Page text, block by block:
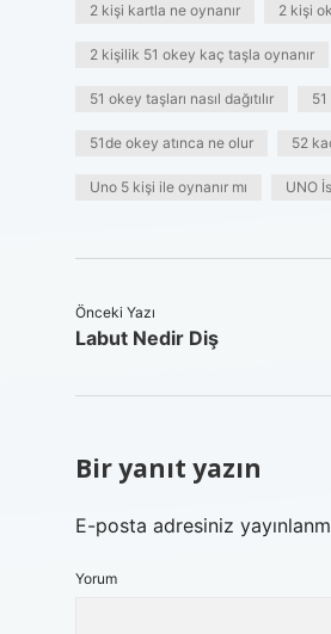
2 kişi kartla ne oynanır 2 kişi
2 kişilik 51 okey kaç taşla oynanır
51 okey taşları nasıl dağıtılır
51de okey atınca ne olur 52
Uno 5 kişi ile oynanır mı UNO
Önceki Yazı
Labut Nedir Diş
Bir yanıt yazın
E-posta adresiniz
Yorum